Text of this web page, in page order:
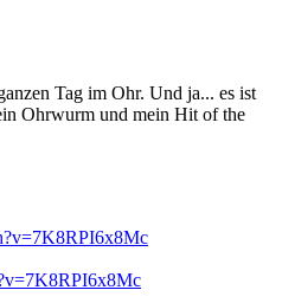
Tag im Ohr. Und ja... es ist
Ohrwurm und mein Hit of the